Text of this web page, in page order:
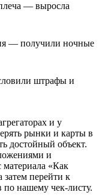
— выросла
— получили ночные
штрафы и
и у
рынки и карты в
достойный объект.
и
материала «Как
затем перейти к
нашему чек-листу.